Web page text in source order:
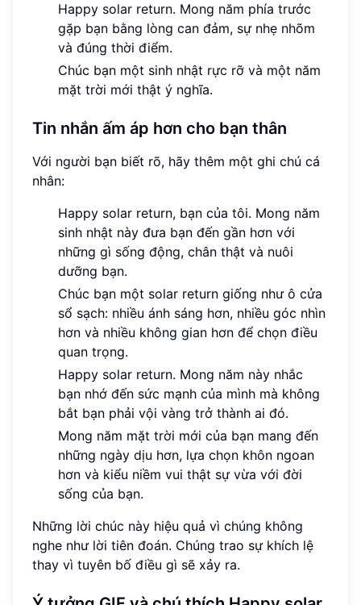
Happy solar return. Mong năm phía trước
gặp bạn bằng lòng can đảm, sự nhẹ nhõm
và đúng thời điểm.
Chúc bạn một sinh nhật rực rỡ và một năm
mặt trời mới thật ý nghĩa.
Tin nhắn ấm áp hơn cho bạn thân
Với người bạn biết rõ, hãy thêm một ghi chú cá
nhân:
Happy solar return, bạn của tôi. Mong năm
sinh nhật này đưa bạn đến gần hơn với
những gì sống động, chân thật và nuôi
dưỡng bạn.
Chúc bạn một solar return giống như ô cửa
sổ sạch: nhiều ánh sáng hơn, nhiều góc nhìn
hơn và nhiều không gian hơn để chọn điều
quan trọng.
Happy solar return. Mong năm này nhắc
bạn nhớ đến sức mạnh của mình mà không
bắt bạn phải vội vàng trở thành ai đó.
Mong năm mặt trời mới của bạn mang đến
những ngày dịu hơn, lựa chọn khôn ngoan
hơn và kiểu niềm vui thật sự vừa với đời
sống của bạn.
Những lời chúc này hiệu quả vì chúng không
nghe như lời tiên đoán. Chúng trao sự khích lệ
thay vì tuyên bố điều gì sẽ xảy ra.